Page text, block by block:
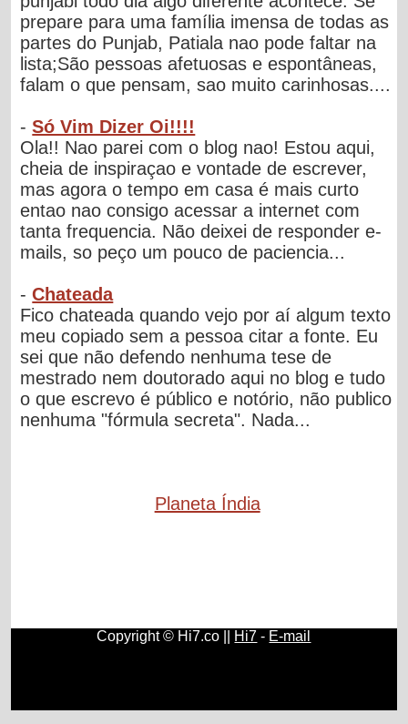
prepare para uma família imensa de todas as
partes do Punjab, Patiala nao pode faltar na
lista;São pessoas afetuosas e espontâneas,
falam o que pensam, sao muito carinhosas....
-Só Vim Dizer Oi!!!!
Ola!! Nao parei com o blog nao! Estou aqui,
cheia de inspiraçao e vontade de escrever,
mas agora o tempo em casa é mais curto
entao nao consigo acessar a internet com
tanta frequencia. Não deixei de responder e-
mails, so peço um pouco de paciencia...
-Chateada
Fico chateada quando vejo por aí algum texto
meu copiado sem a pessoa citar a fonte. Eu
sei que não defendo nenhuma tese de
mestrado nem doutorado aqui no blog e tudo
o que escrevo é público e notório, não publico
nenhuma "fórmula secreta". Nada...
Planeta Índia
Copyright © Hi7.co || Hi7 - E-mail